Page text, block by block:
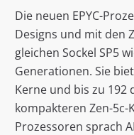
Die neuen EPYC-
Designs und mit den
gleichen Sockel SP5
Generationen. Sie
Kerne und bis zu
kompakteren Zen-5c-
Prozessoren sprach